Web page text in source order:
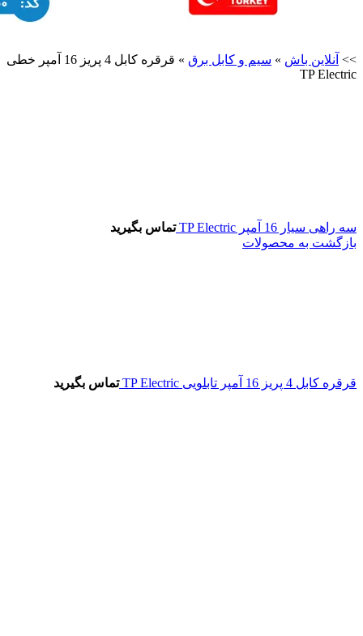
>> آنلاین باش » سیم و کابل برق »
قرقره کابل 4 پریز 16 آمپر خطی
TP Electric
سه راهی سیار 16 آمپر TP Electric
تماس بگیرید
بازگشت به محصولات
قرقره کابل 4 پریز 16 آمپر تابلویی TP Electric تماس بگیرید